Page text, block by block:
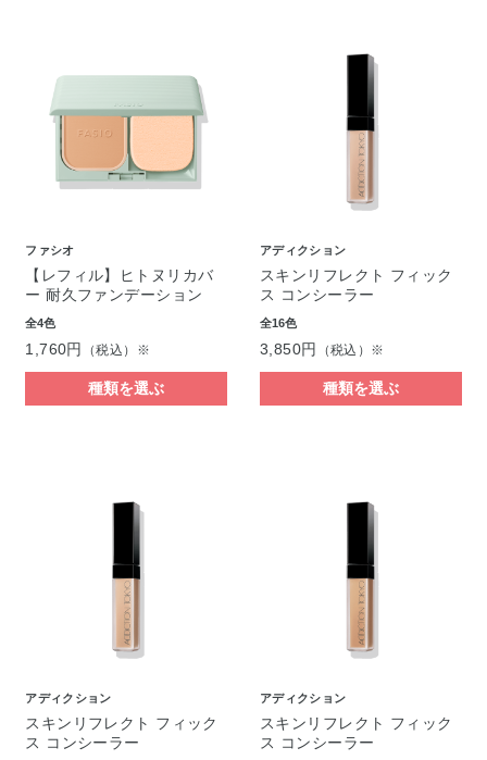
ファシオ
【レフィル】ヒトヌリカバ
ー 耐久ファンデーション
全4色
1,760円 （税込）※
種類を選ぶ
アディクション
スキンリフレクト フィック
ス コンシーラー
全16色
3,850円 （税込）※
種類を選ぶ
アディクション
スキンリフレクト フィック
ス コンシーラー
アディクション
スキンリフレクト フィック
ス コンシーラー